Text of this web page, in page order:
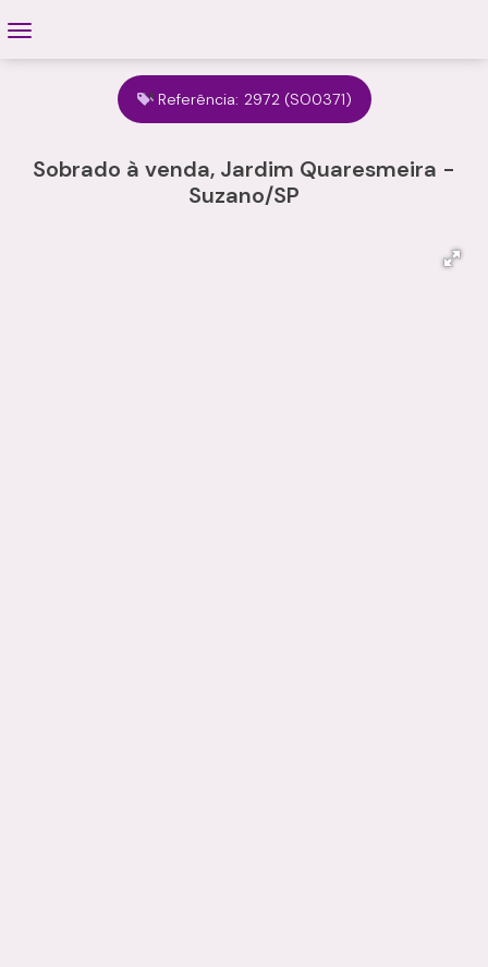
Referência: 2972 (SO0371)
Sobrado à venda, Jardim Quaresmeira -
Suzano/SP